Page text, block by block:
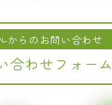
からのお問い合わせ
合わせフォーム